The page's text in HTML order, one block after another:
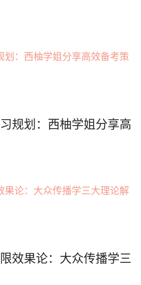
规划：西柚学姐分享高
效果论：大众传播学三